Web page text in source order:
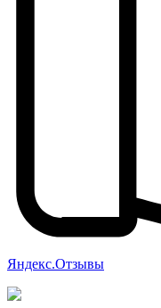
Яндекс.Отзывы